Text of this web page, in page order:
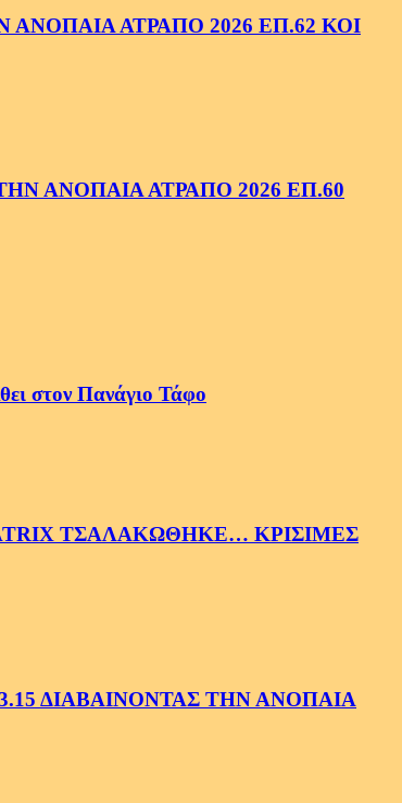
ΑΤΡΑΠΟ 2026 ΕΠ.62 ΚΟΙ
ΑΝΟΠΑΙΑ ΑΤΡΑΠΟ 2026 ΕΠ.60
στον Πανάγιο Τάφο
ΤΣΑΛΑΚΩΘΗΚΕ… ΚΡΙΣΙΜΕΣ
ΔΙΑΒΑΙΝΟΝΤΑΣ ΤΗΝ ΑΝΟΠΑΙΑ